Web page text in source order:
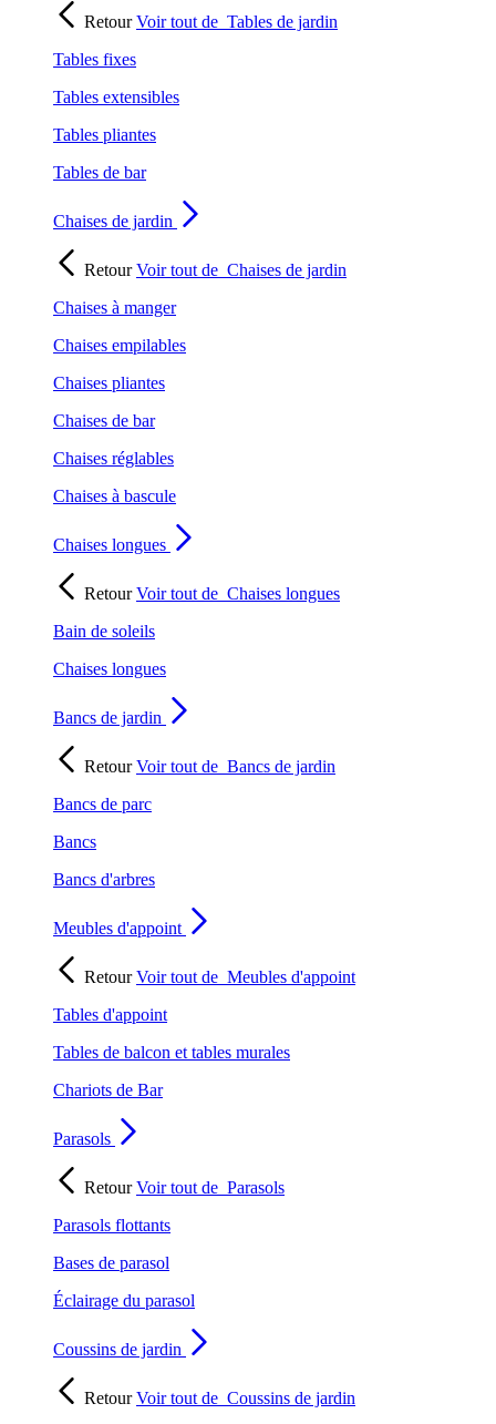
RetourVoir tout de Tables de jardin
Tables fixes
Tables extensibles
Tables pliantes
Tables de bar
Chaises de jardin
RetourVoir tout de Chaises de jardin
Chaises à manger
Chaises empilables
Chaises pliantes
Chaises de bar
Chaises réglables
Chaises à bascule
Chaises longues
RetourVoir tout de Chaises longues
Bain de soleils
Chaises longues
Bancs de jardin
RetourVoir tout de Bancs de jardin
Bancs de parc
Bancs
Bancs d'arbres
Meubles d'appoint
RetourVoir tout de Meubles d'appoint
Tables d'appoint
Tables de balcon et tables murales
Chariots de Bar
Parasols
RetourVoir tout de Parasols
Parasols flottants
Bases de parasol
Éclairage du parasol
Coussins de jardin
RetourVoir tout de Coussins de jardin